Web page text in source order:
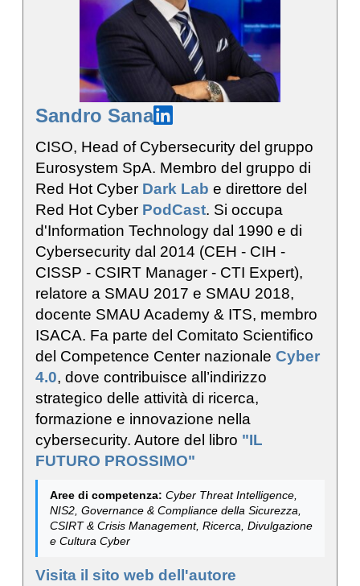
Sandro Sana
CISO, Head of Cybersecurity del gruppo
Eurosystem SpA. Membro del gruppo di
Red Hot Cyber Dark Lab e direttore del
Red Hot Cyber PodCast. Si occupa
d'Information Technology dal 1990 e di
Cybersecurity dal 2014 (CEH - CIH -
CISSP - CSIRT Manager - CTI Expert),
relatore a SMAU 2017 e SMAU 2018,
docente SMAU Academy & ITS, membro
ISACA. Fa parte del Comitato Scientifico
del Competence Center nazionale Cyber
4.0, dove contribuisce all’indirizzo
strategico delle attività di ricerca,
formazione e innovazione nella
cybersecurity. Autore del libro "IL
FUTURO PROSSIMO"
Aree di competenza: Cyber Threat Intelligence,
NIS2, Governance & Compliance della Sicurezza,
CSIRT & Crisis Management, Ricerca, Divulgazione
e Cultura Cyber
Visita il sito web dell'autore